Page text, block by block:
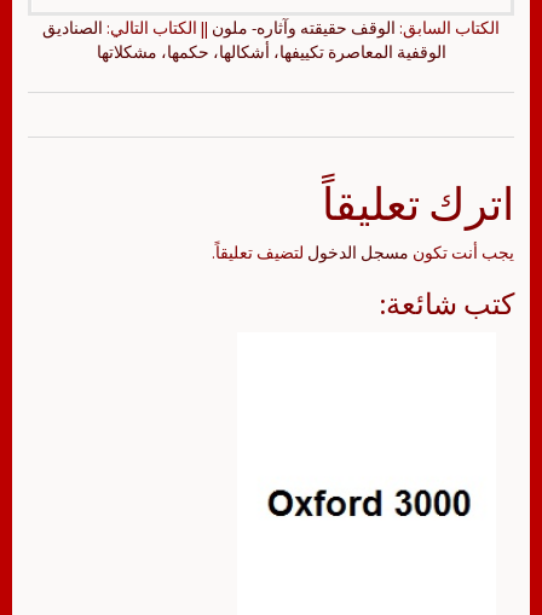
الكتاب السابق: الوقف حقيقته وآثاره- ملون || الكتاب التالي: الصناديق
الوقفية المعاصرة تكييفها، أشكالها، حكمها، مشكلاتها
اترك تعليقاً
يجب أنت تكون مسجل الدخول لتضيف تعليقاً.
كتب شائعة: